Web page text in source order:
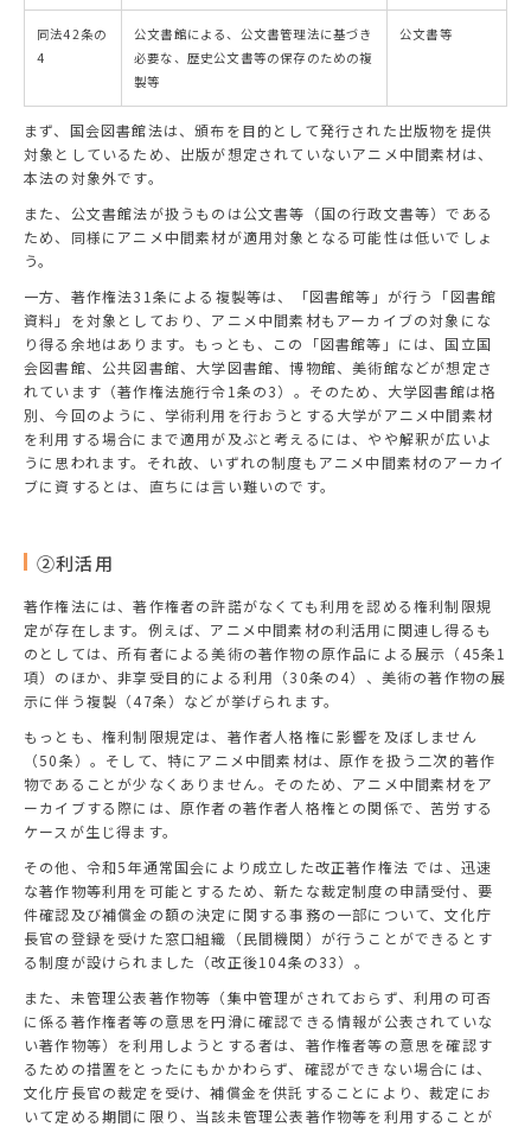
同法42条の
4
公文書館による、公文書管理法に基づき
必要な、歴史公文書等の保存のための複
製等
公文書等
まず、国会図書館法は、頒布を目的として発行された出版物を提供
対象としているため、出版が想定されていないアニメ中間素材は、
本法の対象外です。
また、公文書館法が扱うものは公文書等（国の行政文書等）である
ため、同様にアニメ中間素材が適用対象となる可能性は低いでしょ
う。
一方、著作権法31条による複製等は、「図書館等」が行う「図書館
資料」を対象としており、アニメ中間素材もアーカイブの対象にな
り得る余地はあります。もっとも、この「図書館等」には、国立国
会図書館、公共図書館、大学図書館、博物館、美術館などが想定さ
れています（著作権法施行令1条の3）。そのため、大学図書館は格
別、今回のように、学術利用を行おうとする大学がアニメ中間素材
を利用する場合にまで適用が及ぶと考えるには、やや解釈が広いよ
うに思われます。それ故、いずれの制度もアニメ中間素材のアーカイ
ブに資するとは、直ちには言い難いのです。
②利活用
著作権法には、著作権者の許諾がなくても利用を認める権利制限規
定が存在します。例えば、アニメ中間素材の利活用に関連し得るも
のとしては、所有者による美術の著作物の原作品による展示（45条1
項）のほか、非享受目的による利用（30条の4）、美術の著作物の展
示に伴う複製（47条）などが挙げられます。
もっとも、権利制限規定は、著作者人格権に影響を及ぼしません
（50条）。そして、特にアニメ中間素材は、原作を扱う二次的著作
物であることが少なくありません。そのため、アニメ中間素材をア
ーカイブする際には、原作者の著作者人格権との関係で、苦労する
ケースが生じ得ます。
その他、令和5年通常国会により成立した改正著作権法 では、迅速
な著作物等利用を可能とするため、新たな裁定制度の申請受付、要
件確認及び補償金の額の決定に関する事務の一部について、文化庁
長官の登録を受けた窓口組織（民間機関）が行うことができるとす
る制度が設けられました（改正後104条の33）。
また、未管理公表著作物等（集中管理がされておらず、利用の可否
に係る著作権者等の意思を円滑に確認できる情報が公表されていな
い著作物等）を利用しようとする者は、著作権者等の意思を確認す
るための措置をとったにもかかわらず、確認ができない場合には、
文化庁長官の裁定を受け、補償金を供託することにより、裁定にお
いて定める期間に限り、当該未管理公表著作物等を利用することが